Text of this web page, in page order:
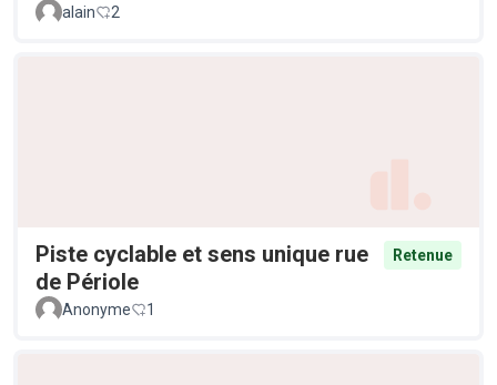
alain 2
Piste cyclable et sens unique rue
de Périole
Retenue
Anonyme 1